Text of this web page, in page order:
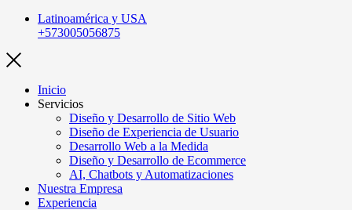
Latinoamérica y USA
+573005056875
Inicio
Servicios
Diseño y Desarrollo de Sitio Web
Diseño de Experiencia de Usuario
Desarrollo Web a la Medida
Diseño y Desarrollo de Ecommerce
AI, Chatbots y Automatizaciones
Nuestra Empresa
Experiencia